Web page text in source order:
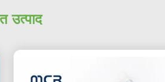
उत्पाद